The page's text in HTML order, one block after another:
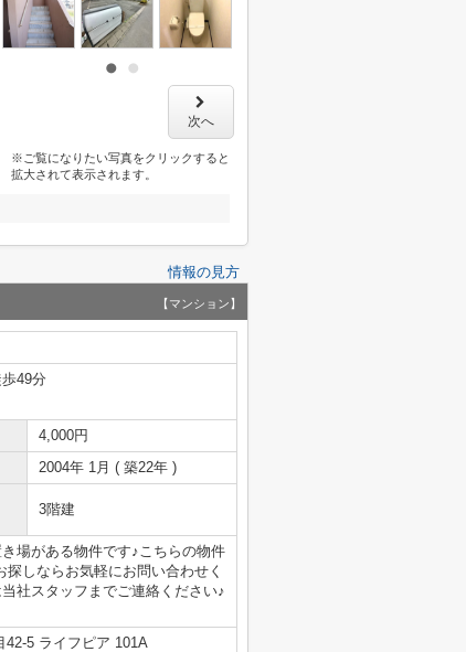
次へ
※ご覧になりたい写真をクリックすると
拡大されて表示されます。
情報の見方
【マンション】
歩49分
4,000円
2004年 1月 ( 築22年 )
3階建
場がある物件です♪こちらの物件
しならお気軽にお問い合わせく
社スタッフまでご連絡ください♪
42-5 ライフピア 101A